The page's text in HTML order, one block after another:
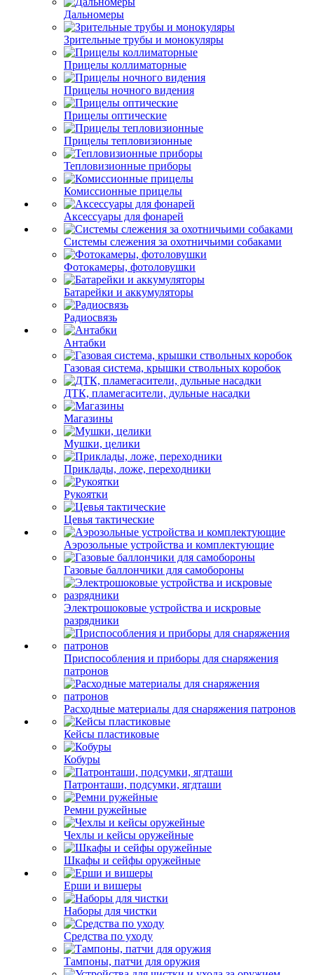
Дальномеры
Зрительные трубы и монокуляры
Прицелы коллиматорные
Прицелы ночного видения
Прицелы оптические
Прицелы тепловизионные
Тепловизионные приборы
Комиссионные прицелы
Аксессуары для фонарей
Системы слежения за охотничьими собаками
Фотокамеры, фотоловушки
Батарейки и аккумуляторы
Радиосвязь
Антабки
Газовая система, крышки ствольных коробок
ДТК, пламегасители, дульные насадки
Магазины
Мушки, целики
Приклады, ложе, переходники
Рукоятки
Цевья тактические
Аэрозольные устройства и комплектующие
Газовые баллончики для самобороны
Электрошоковые устройства и искровые
разрядники
Приспособления и приборы для снаряжения
патронов
Расходные материалы для снаряжения патронов
Кейсы пластиковые
Кобуры
Патронташи, подсумки, ягдташи
Ремни ружейные
Чехлы и кейсы оружейные
Шкафы и сейфы оружейные
Ерши и вишеры
Наборы для чистки
Средства по уходу
Тампоны, патчи для оружия